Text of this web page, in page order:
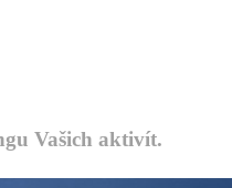
Vašich aktivít.